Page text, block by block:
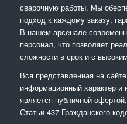
сварочную работы. Мы
подход к каждому заказу,
В нашем арсенале
персонал, что позволяет
сложности в срок и с
Вся представленная на
информационный характер и
является публичной
Статьи 437 Гражданского